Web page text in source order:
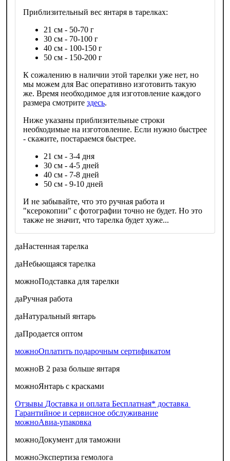
Приблизительный вес янтаря в тарелках:
21 см - 50-70 г
30 см - 70-100 г
40 см - 100-150 г
50 см - 150-200 г
К сожалению в наличии этой тарелки уже нет, но
мы можем для Вас оперативно изготовить такую
же. Время необходимое для изготовление каждого
размера смотрите здесь.
Ниже указаны приблизительные строки
необходимые на изготовление. Если нужно быстрее
- скажите, постараемся быстрее.
21 см - 3-4 дня
30 см - 4-5 дней
40 см - 7-8 дней
50 см - 9-10 дней
И не забывайте, что это ручная работа и
"ксерокопии" с фотографии точно не будет. Но это
также не значит, что тарелка будет хуже...
даНастенная тарелка
даНебьющаяся тарелка
можноПодставка для тарелки
даРучная работа
даНатуральный янтарь
даПродается оптом
можноОплатить подарочным сертификатом
можноВ 2 раза больше янтаря
можноЯнтарь с красками
Отзывы Доставка и оплата Бесплатная* доставка
Гарантийное и сервисное обслуживание
можноАвиа-упаковка
можноДокумент для таможни
можноЭкспертиза гемолога